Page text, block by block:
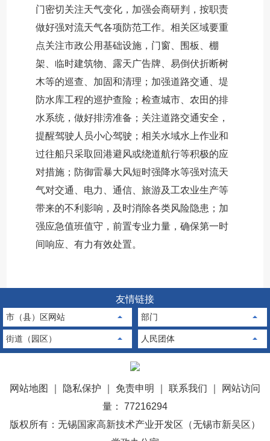
门密切关注天气变化，加强会商研判，按职责
做好强对流天气各项防范工作。相关区域要重
点关注市政公用基础设施，门窗、围板、棚
架、临时建筑物、露天广告牌、易倒伏折断树
木等的巡查、加固和清理；加强道路交通、堤
防水库工程的巡护查险；检查城市、农田的排
水系统，做好排涝准备；关注道路交通安全，
提醒驾驶人员小心驾驶；相关水域水上作业和
过往船只采取回港避风或绕道航行等积极的应
对措施；防御雷暴大风短时强降水等强对流天
气对交通、电力、通信、旅游及工农业生产等
带来的不利影响，及时消除各类风险隐患；加
强应急值班值守，前置专业力量，确保第一时
间响应、有力有效处置。
友情链接
市（县）区网站 部门
街道（园区） 人民团体
网站地图 隐私保护 免责申明 联系我们
网站访问
量： 77216294
版权所有：无锡国家高新技术产业开发区（无锡市新吴区）